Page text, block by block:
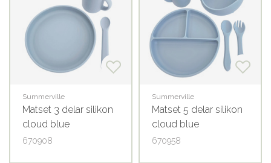
Summerville
Matset 3 delar silikon
cloud blue
670908
Summerville
Matset 5 delar silikon
cloud blue
670958